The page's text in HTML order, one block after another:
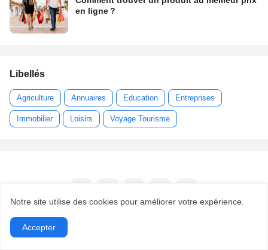
en ligne ?
Libellés
Agriculture Annuaires Education Entreprises
Immobilier Loisirs Voyage Tourisme
Notre site utilise des cookies pour améliorer votre expérience.
Accepter